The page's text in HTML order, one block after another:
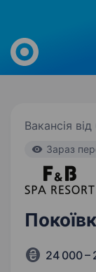
Work.ua
Вакансія
Зараз
24 000 –